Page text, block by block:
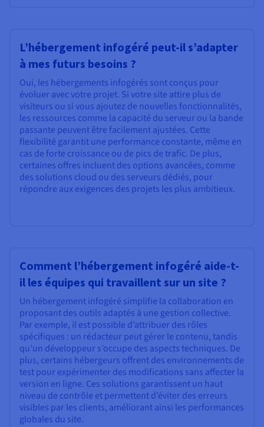
L’hébergement infogéré peut-il s’adapter
à mes futurs besoins ?
Oui, les hébergements infogérés sont conçus pour
évoluer avec votre projet. Si votre site attire plus de
visiteurs ou si vous ajoutez de nouvelles fonctionnalités,
les ressources comme la capacité du serveur ou la bande
passante peuvent être facilement ajustées. Cette
flexibilité garantit une performance constante, même en
cas de forte croissance ou de pics de trafic. De plus,
certaines offres incluent des options avancées, comme
des solutions cloud ou des serveurs dédiés, pour
répondre aux exigences des projets les plus ambitieux.
Comment l’hébergement infogéré aide-t-
il les équipes qui travaillent sur un site ?
Un hébergement infogéré simplifie la collaboration en
proposant des outils adaptés à une gestion collective.
Par exemple, il est possible d’attribuer des rôles
spécifiques : un rédacteur peut gérer le contenu, tandis
qu’un développeur s’occupe des aspects techniques. De
plus, certains hébergeurs offrent des environnements de
test pour expérimenter des modifications sans affecter la
version en ligne. Ces solutions garantissent un haut
niveau de contrôle et permettent d’éviter des erreurs
visibles par les clients, améliorant ainsi les performances
globales du site.